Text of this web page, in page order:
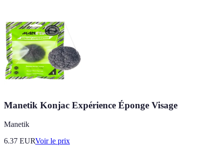
Manetik Konjac Expérience Éponge Visage
Manetik
6.37 EURVoir le prix